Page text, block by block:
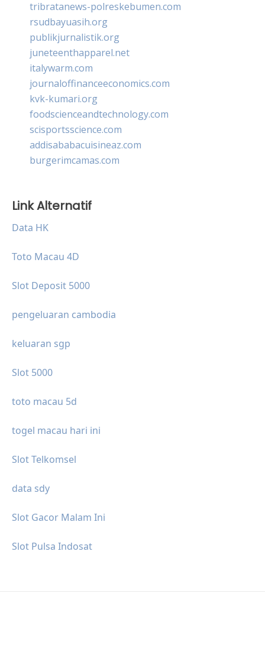
tribratanews-polreskebumen.com
rsudbayuasih.org
publikjurnalistik.org
juneteenthapparel.net
italywarm.com
journaloffinanceeconomics.com
kvk-kumari.org
foodscienceandtechnology.com
scisportsscience.com
addisababacuisineaz.com
burgerimcamas.com
Link Alternatif
Data HK
Toto Macau 4D
Slot Deposit 5000
pengeluaran cambodia
keluaran sgp
Slot 5000
toto macau 5d
togel macau hari ini
Slot Telkomsel
data sdy
Slot Gacor Malam Ini
Slot Pulsa Indosat